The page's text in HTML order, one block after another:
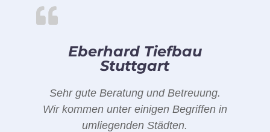
Eberhard Tiefbau
Stuttgart
Sehr gute Beratung und Betreuung.
Wir kommen unter einigen Begriffen in
umliegenden Städten.